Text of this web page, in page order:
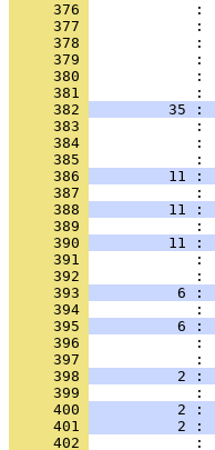
     376
     377
     378
     379
     380
:
     381
     382
35 :
     383
     384
            :
     385
     386
11 :
     387
     388
11 :
     389
     390
11 :
     391
            :
     392
     393
6 :
     394
     395
6 :
     396
            :
     397
     398
2 :
     399
     400
2 :
     401
2 :
     402
            :